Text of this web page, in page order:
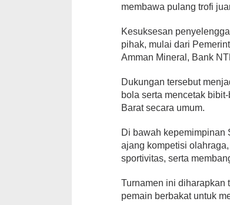
membawa pulang trofi
Kesuksesan
pihak, mulai dari
Amman Mineral, Bank
Dukungan tersebut
bola serta mencetak
Barat secara umum.
‎Di bawah kepemimpinan
ajang kompetisi
sportivitas, serta
Turnamen ini diharapkan
pemain berbakat untuk